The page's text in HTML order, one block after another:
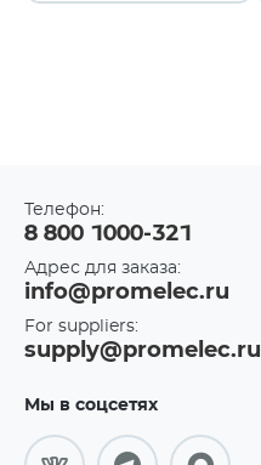
Телефон:
8 800 1000-321
Адрес для заказа:
info@promelec.ru
For suppliers:
supply@promelec.ru
Мы в соцсетях